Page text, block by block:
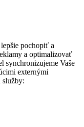
pochopiť a
a optimalizovať
synchronizujeme Vaše
externými